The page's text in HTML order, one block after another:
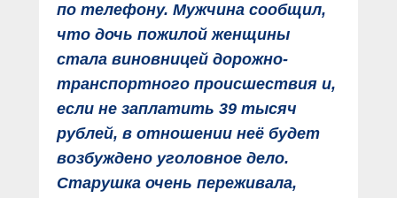
по телефону. Мужчина сообщил,
что дочь пожилой женщины
стала виновницей дорожно-
транспортного происшествия и,
если не заплатить 39 тысяч
рублей, в отношении неё будет
возбуждено уголовное дело.
Старушка очень переживала,